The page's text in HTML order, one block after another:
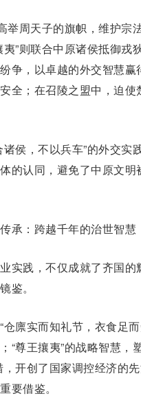
周天子的旗帜，维护宗
”则联合中原诸侯抵御戎狄
争，以卓越的外交智慧
全；在召陵之盟中，迫使
侯，不以兵车”的外交实
的认同，避免了中原文
：跨越千年的治世智慧
践，不仅成就了齐国的
鉴。
廪实而知礼节，衣食足而
“尊王攘夷”的战略智慧，
，开创了国家调控经济的
要借鉴。